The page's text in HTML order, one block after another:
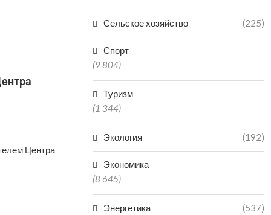
Центра
Сельское хозяйство (225)
Спорт
(9 804)
Туризм
(1 344)
Экология (192)
Экономика
(8 645)
Энергетика (537)